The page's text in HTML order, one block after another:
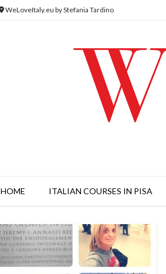
WeLoveItaly.eu by Stefania Tardino
HOME ITALIAN COURSES IN PISA